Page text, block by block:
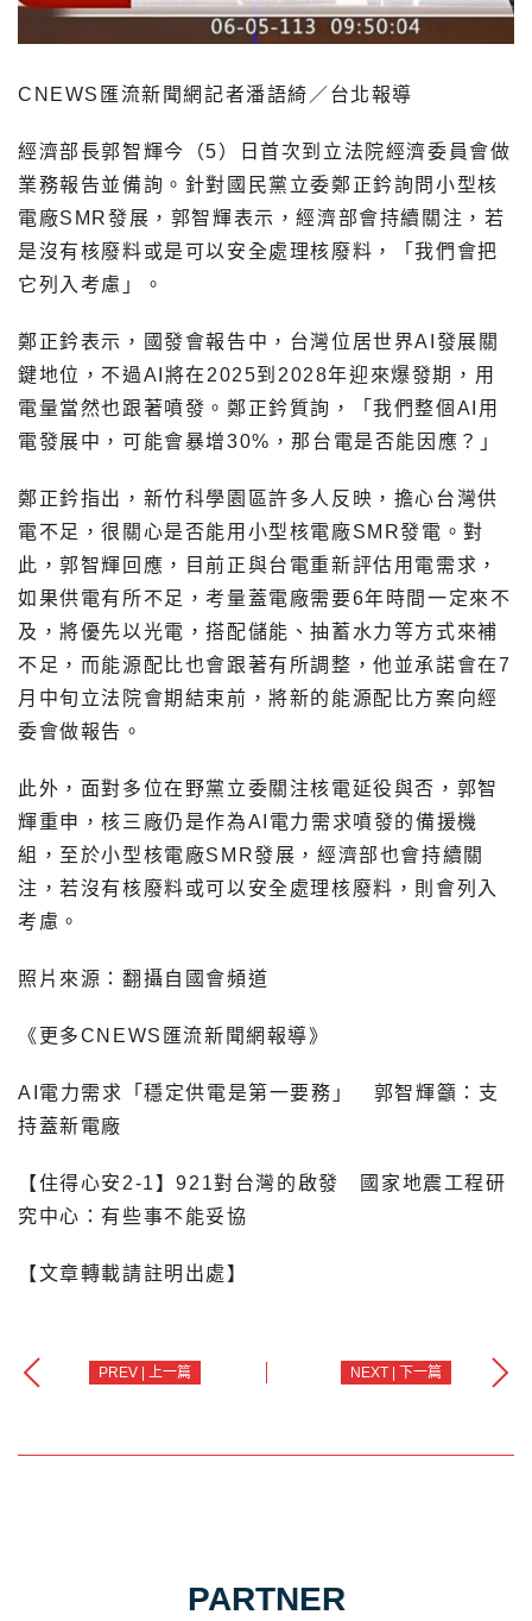
CNEWS匯流新聞網記者潘語綺／台北報導
經濟部長郭智輝今（5）日首次到立法院經濟委員會做
業務報告並備詢。針對國民黨立委鄭正鈐詢問小型核
電廠SMR發展，郭智輝表示，經濟部會持續關注，若
是沒有核廢料或是可以安全處理核廢料，「我們會把
它列入考慮」。
鄭正鈐表示，國發會報告中，台灣位居世界AI發展關
鍵地位，不過AI將在2025到2028年迎來爆發期，用
電量當然也跟著噴發。鄭正鈐質詢，「我們整個AI用
電發展中，可能會暴增30%，那台電是否能因應？」
鄭正鈐指出，新竹科學園區許多人反映，擔心台灣供
電不足，很關心是否能用小型核電廠SMR發電。對
此，郭智輝回應，目前正與台電重新評估用電需求，
如果供電有所不足，考量蓋電廠需要6年時間一定來不
及，將優先以光電，搭配儲能、抽蓄水力等方式來補
不足，而能源配比也會跟著有所調整，他並承諾會在7
月中旬立法院會期結束前，將新的能源配比方案向經
委會做報告。
此外，面對多位在野黨立委關注核電延役與否，郭智
輝重申，核三廠仍是作為AI電力需求噴發的備援機
組，至於小型核電廠SMR發展，經濟部也會持續關
注，若沒有核廢料或可以安全處理核廢料，則會列入
考慮。
照片來源：翻攝自國會頻道
《更多CNEWS匯流新聞網報導》
AI電力需求「穩定供電是第一要務」 郭智輝籲：支
持蓋新電廠
【住得心安2-1】921對台灣的啟發 國家地震工程研
究中心：有些事不能妥協
【文章轉載請註明出處】
PREV | 上一篇 NEXT | 下一篇
PARTNER